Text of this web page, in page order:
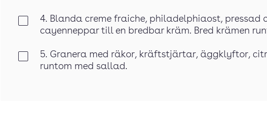
4. Blanda creme fraiche, philadelphiaost, pressad
cayenneppar till en bredbar kräm. Bred krämen
5. Granera med räkor, kräftstjärtar, äggklyftor,
runtom med sallad.